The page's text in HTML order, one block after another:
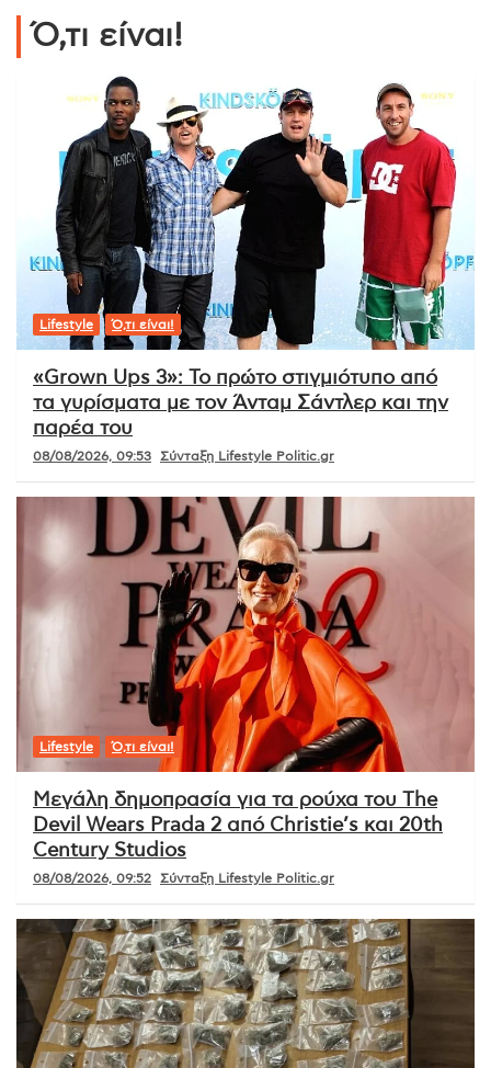
Ό,τι είναι!
Lifestyle Ό,τι είναι!
«Grown Ups 3»: Το πρώτο στιγμιότυπο από
τα γυρίσματα με τον Άνταμ Σάντλερ και την
παρέα του
08/08/2026, 09:53 Σύνταξη Lifestyle Politic.gr
Lifestyle Ό,τι είναι!
Μεγάλη δημοπρασία για τα ρούχα του The
Devil Wears Prada 2 από Christie’s και 20th
Century Studios
08/08/2026, 09:52 Σύνταξη Lifestyle Politic.gr